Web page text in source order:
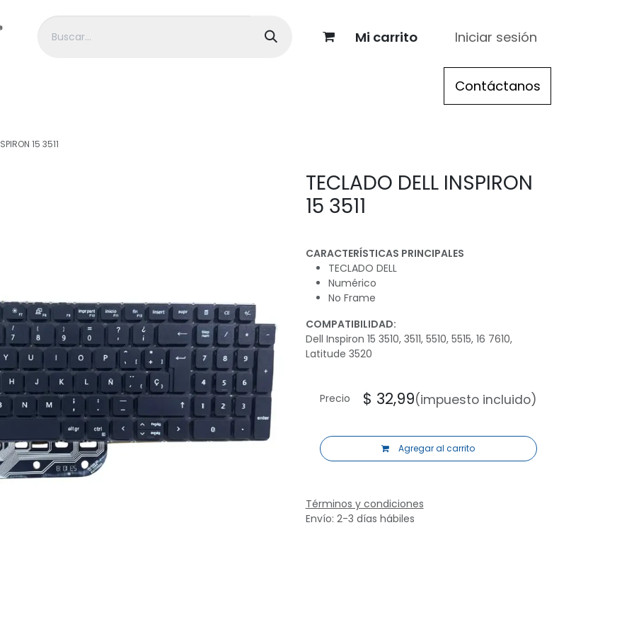
Mi carrito Iniciar sesión
> Apple > Registro distribuidor
Contáctanos
15 3511
TECLADO DELL INSPIRON
15 3511
CARACTERÍSTICAS PRINCIPALES
TECLADO DELL
Numérico
No Frame
COMPATIBILIDAD:
Dell Inspiron 15 3510, 3511, 5510, 5515, 16 7610,
Latitude 3520
Agregar al carrito
Precio $ 32,99(impuesto incluido)
Términos y condiciones
Envío: 2-3 días hábiles